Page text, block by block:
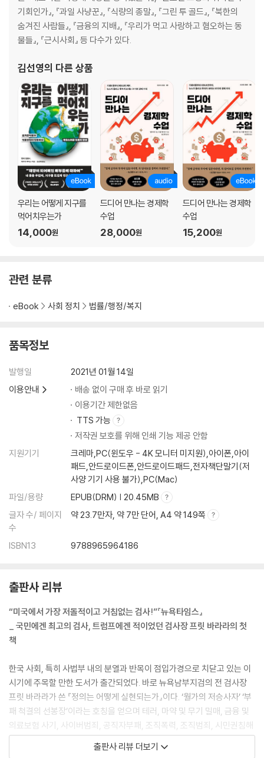
기회인가』, 『과일 사냥꾼』, 『식량의 종말』, 『그린 투 골드』, 『북한의
숨겨진 사람들』, 『금융의 지배』, 『우리가 먹고 사랑하고 혐오하는 동
물들』, 『근시사회』 등 다수가 있다.
김선영의 다른 상품
우리는 어떻게 지구를
먹어치우는가
14,000원
드디어 만나는 경제학
수업
28,000원
드디어 만나는 경제학
수업
15,200원
관련 분류
eBook 사회 정치 법률/행정/복지
품목정보
발행일
2021년 01월 14일
이용안내
배송 없이 구매 후 바로 읽기
이용기간 제한없음
TTS 가능
저작권 보호를 위해 인쇄 기능 제공 안함
지원기기
크레마,PC(윈도우 - 4K 모니터 미지원),아이폰,아이
패드,안드로이드폰,안드로이드패드,전자책단말기(저
사양 기기 사용 불가),PC(Mac)
파일/용량
EPUB(DRM) | 20.45MB
글자 수/ 페이지
수
약 23.7만자, 약 7만 단어, A4 약 149쪽
ISBN13 9788965964186
출판사 리뷰
“미국에서 가장 저돌적이고 거침없는 검사!”『뉴욕타임스』
_ 국민에겐 최고의 검사, 트럼프에겐 적이었던 검사장 프릿 바라라의 첫
책
한국 사회, 특히 사법부 내의 분열과 반목이 점입가경으로 치닫고 있는 이
시기에 주목할 만한 도서가 출간되었다. 바로 뉴욕남부지검의 전 검사장
프릿 바라라가 쓴 『정의는 어떻게 실현되는가』이다. ‘월가의 저승사자’ ‘부
패 척결의 선봉장’이라는 호칭을 얻으며 테러, 마약 및 무기 밀매, 금융 및
의료보험 사기, 사이버범죄, 공직자부패, 조직폭력, 조직범죄, 시민권침해
사건 등 상당수의 사건들을 해결한 프릿 바라라는 미국인이 가장 신뢰하는
검사 중 한 명으로 잘 알려진 인물이다. 2011년에 바라라는 월가의 내부자
출판사 리뷰 더보기